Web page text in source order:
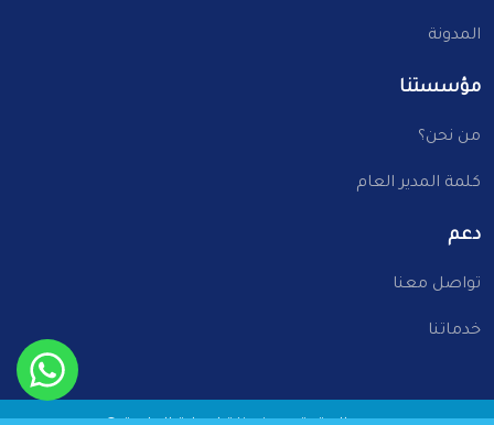
المدونة
مؤسستنا
من نحن؟
كلمة المدير العام
دعم
تواصل معنا
خدماتنا